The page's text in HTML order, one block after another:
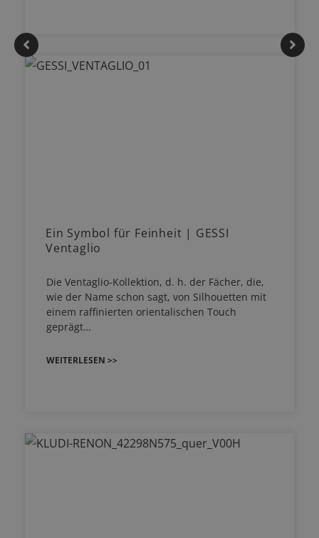
Ein Symbol für Feinheit | GESSI
Ventaglio
Die Ventaglio-Kollektion, d. h. der Fächer, die,
wie der Name schon sagt, von Silhouetten mit
einem raffinierten orientalischen Touch
geprägt…
WEITERLESEN >>